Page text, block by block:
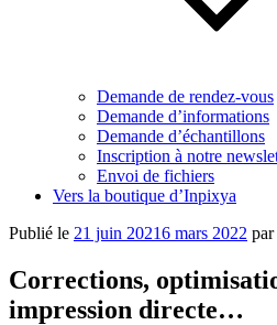
Demande de rendez-vous
Demande d’informations
Demande d’échantillons
Inscription à notre
Envoi de fichiers
Vers la boutique d’Inpixya
Publié le 21 juin 20216 mars 2022 par
Corrections,
impression directe…